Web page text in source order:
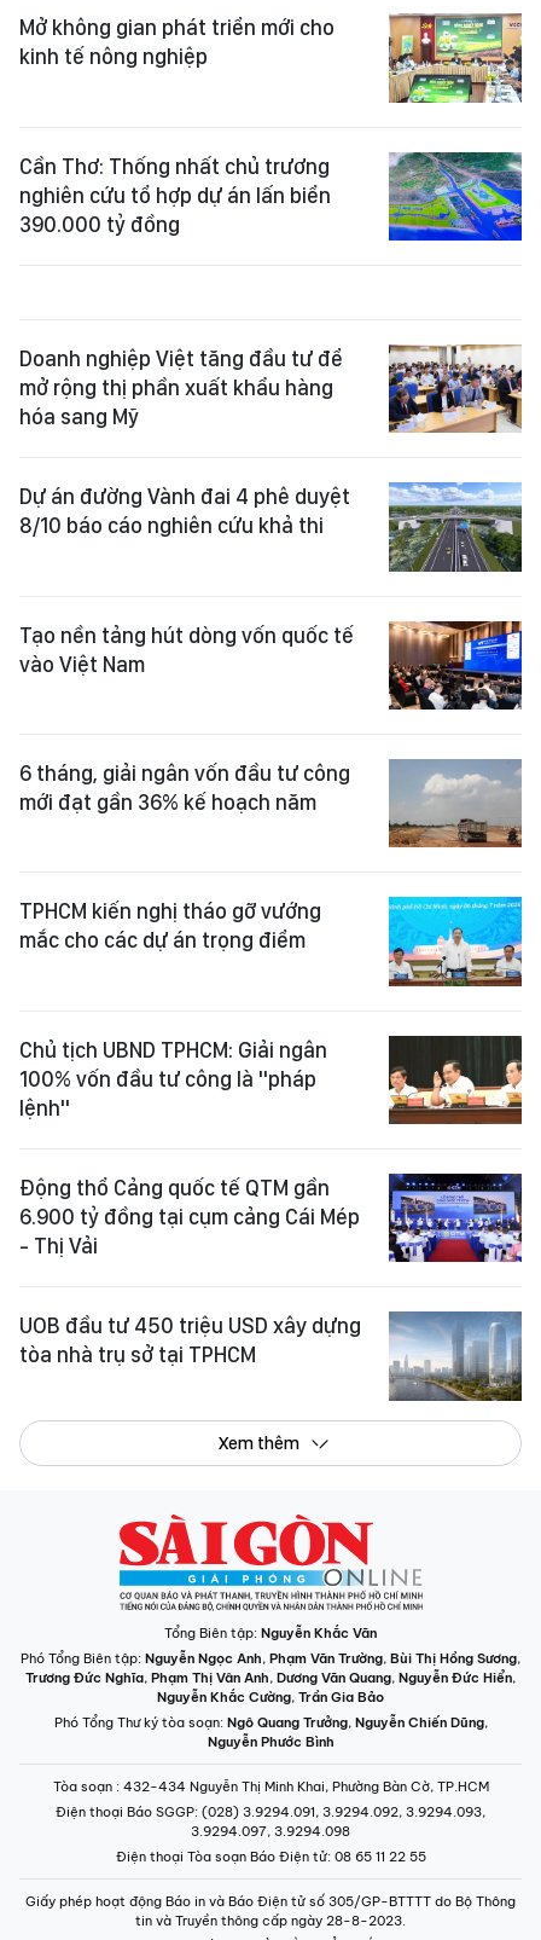
Mở không gian phát triển mới cho
kinh tế nông nghiệp
Cần Thơ: Thống nhất chủ trương
nghiên cứu tổ hợp dự án lấn biển
390.000 tỷ đồng
Doanh nghiệp Việt tăng đầu tư để
mở rộng thị phần xuất khẩu hàng
hóa sang Mỹ
Dự án đường Vành đai 4 phê duyệt
8/10 báo cáo nghiên cứu khả thi
Tạo nền tảng hút dòng vốn quốc tế
vào Việt Nam
6 tháng, giải ngân vốn đầu tư công
mới đạt gần 36% kế hoạch năm
TPHCM kiến nghị tháo gỡ vướng
mắc cho các dự án trọng điểm
Chủ tịch UBND TPHCM: Giải ngân
100% vốn đầu tư công là "pháp
lệnh"
Động thổ Cảng quốc tế QTM gần
6.900 tỷ đồng tại cụm cảng Cái Mép
- Thị Vải
UOB đầu tư 450 triệu USD xây dựng
tòa nhà trụ sở tại TPHCM
Xem thêm
Tổng Biên tập: Nguyễn Khắc Văn
Phó Tổng Biên tập: Nguyễn Ngọc Anh, Phạm Văn Trường, Bùi Thị Hồng Sương,
Trương Đức Nghĩa, Phạm Thị Vân Anh, Dương Văn Quang, Nguyễn Đức Hiển,
Nguyễn Khắc Cường, Trần Gia Bảo
Phó Tổng Thư ký tòa soạn: Ngô Quang Trưởng, Nguyễn Chiến Dũng,
Nguyễn Phước Bình
Tòa soạn : 432-434 Nguyễn Thị Minh Khai, Phường Bàn Cờ, TP.HCM
Điện thoại Báo SGGP: (028) 3.9294.091, 3.9294.092, 3.9294.093,
3.9294.097, 3.9294.098
Điện thoại Tòa soạn Báo Điện tử: 08 65 11 22 55
Giấy phép hoạt động Báo in và Báo Điện tử số 305/GP-BTTTT do Bộ Thông
tin và Truyền thông cấp ngày 28-8-2023.